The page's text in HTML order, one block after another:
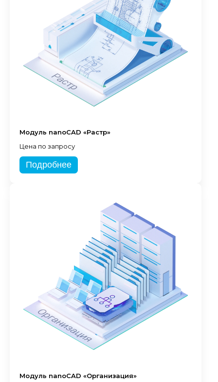
Модуль nanoCAD «Растр»
Цена по запросу
Подробнее
Модуль nanoCAD «Организация»